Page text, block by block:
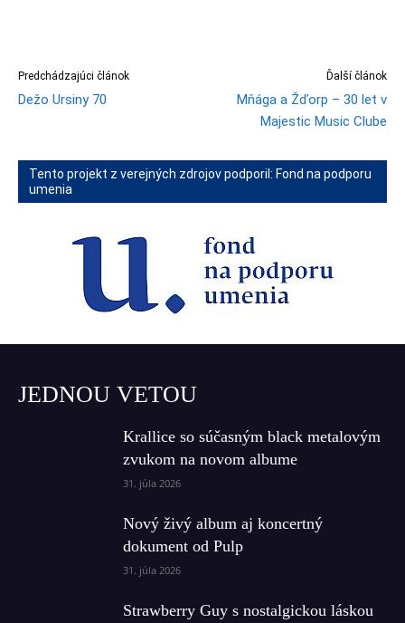
Predchádzajúci článok
Dežo Ursiny 70
Ďalší článok
Mňága a Žďorp – 30 let v
Majestic Music Clube
Tento projekt z verejných zdrojov podporil: Fond na podporu
umenia
JEDNOU VETOU
Krallice so súčasným black metalovým
zvukom na novom albume
31. júla 2026
Nový živý album aj koncertný
dokument od Pulp
31. júla 2026
Strawberry Guy s nostalgickou láskou